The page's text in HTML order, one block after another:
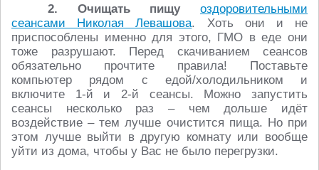
2. Очищать пищу
оздоровительными
сеансами Николая Левашова. Хоть они и не
приспособлены именно для этого, ГМО в еде они
тоже разрушают. Перед скачиванием сеансов
обязательно прочтите правила! Поставьте
компьютер рядом с едой/холодильником и
включите 1-й и 2-й сеансы. Можно запустить
сеансы несколько раз – чем дольше идёт
воздействие – тем лучше очистится пища. Но при
этом лучше выйти в другую комнату или вообще
уйти из дома, чтобы у Вас не было перегрузки.